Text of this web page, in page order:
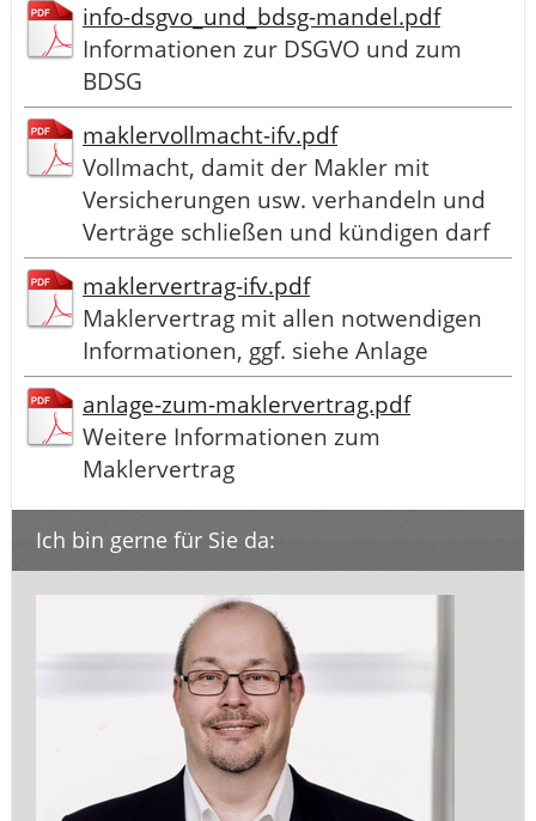
info-dsgvo_und_bdsg-mandel.pdf
Informationen zur DSGVO und zum
BDSG
maklervollmacht-ifv.pdf
Vollmacht, damit der Makler mit
Versicherungen usw. verhandeln und
Verträge schließen und kündigen darf
maklervertrag-ifv.pdf
Maklervertrag mit allen notwendigen
Informationen, ggf. siehe Anlage
anlage-zum-maklervertrag.pdf
Weitere Informationen zum
Maklervertrag
Ich bin gerne für Sie da: